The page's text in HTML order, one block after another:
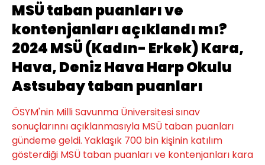
MSÜ taban puanları ve
kontenjanları açıklandı mı?
2024 MSÜ (Kadın- Erkek) Kara,
Hava, Deniz Hava Harp Okulu
Astsubay taban puanları
ÖSYM'nin Milli Savunma Üniversitesi sınav
sonuçlarınnı açıklanmasıyla MSÜ taban puanları
gündeme geldi. Yaklaşık 700 bin kişinin katılım
gösterdiği MSÜ taban puanları ve kontenjanları kara